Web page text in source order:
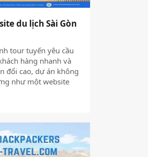
du lịch Sài Gòn
tour tuyến yêu cầu
hàng nhanh và
đổi cao, dự án không
như một website
mà được định
công cụ hỗ trợ